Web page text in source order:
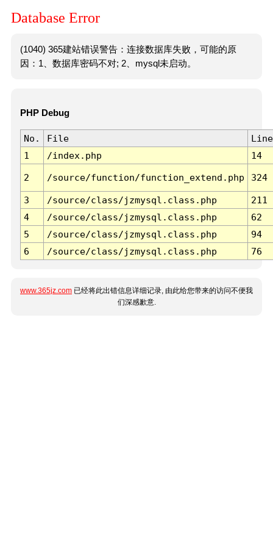
Database Error
(1040) 365建站错误警告：连接数据库失败，可能的原
因：1、数据库密码不对; 2、mysql未启动。
PHP Debug
No. File
Line
1
/index.php 14
2 /source/function/function_extend.php 324
3 /source/class/jzmysql.class.php
211
4
/source/class/jzmysql.class.php
62
5
/source/class/jzmysql.class.php
94
6
/source/class/jzmysql.class.php 76
www.365jz.com 已经将此出错信息详细记录, 由此给您带来的访问不便我
们深感歉意.